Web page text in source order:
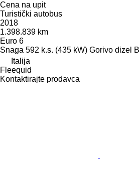
Cena na upit
Turistički autobus
2018
1.398.839 km
Euro 6
Snaga 592 k.s. (435 kW) Gorivo dizel
Italija
Fleequid
Kontaktirajte prodavca